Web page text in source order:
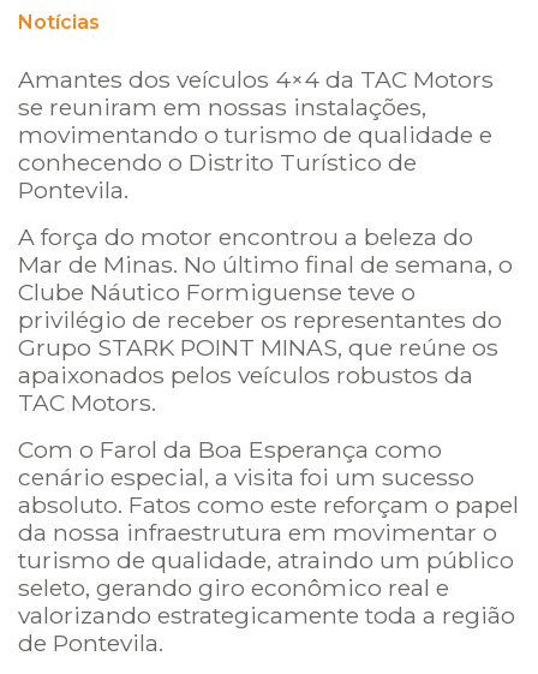
Notícias
Amantes dos veículos 4×4 da TAC Motors
se reuniram em nossas instalações,
movimentando o turismo de qualidade e
conhecendo o Distrito Turístico de
Pontevila.
A força do motor encontrou a beleza do
Mar de Minas. No último final de semana, o
Clube Náutico Formiguense teve o
privilégio de receber os representantes do
Grupo STARK POINT MINAS, que reúne os
apaixonados pelos veículos robustos da
TAC Motors.
Com o Farol da Boa Esperança como
cenário especial, a visita foi um sucesso
absoluto. Fatos como este reforçam o papel
da nossa infraestrutura em movimentar o
turismo de qualidade, atraindo um público
seleto, gerando giro econômico real e
valorizando estrategicamente toda a região
de Pontevila.